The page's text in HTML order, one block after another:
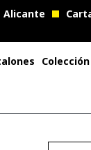
Alicante